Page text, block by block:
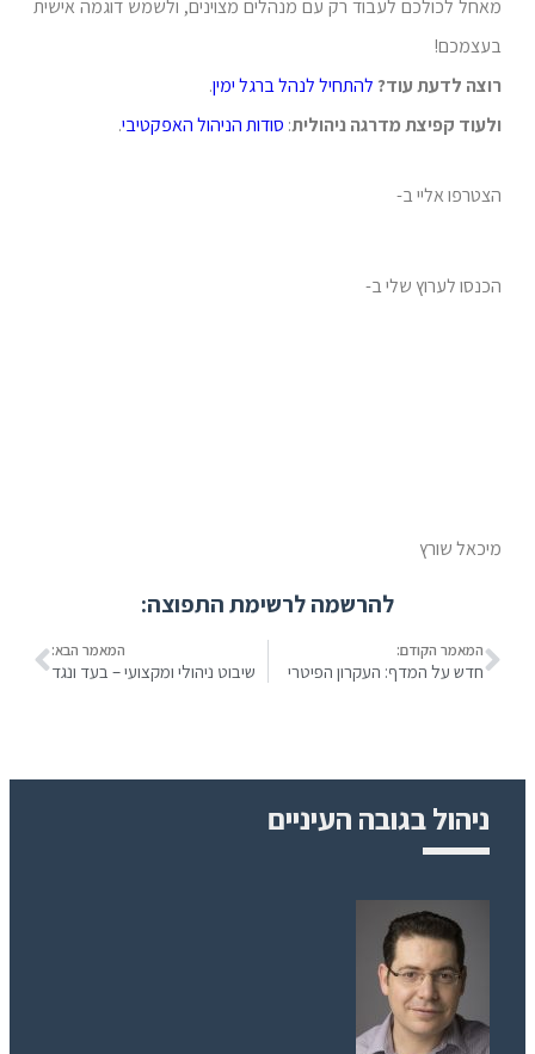
מאחל לכולכם לעבוד רק עם מנהלים מצוינים, ולשמש דוגמה אישית
בעצמכם!
רוצה לדעת עוד? להתחיל לנהל ברגל ימין.
ולעוד קפיצת מדרגה ניהולית: סודות הניהול האפקטיבי.
הצטרפו אליי ב-
הכנסו לערוץ שלי ב-
מיכאל שורץ
להרשמה לרשימת התפוצה:
המאמר הקודם:
חדש על המדף: העקרון הפיטרי
המאמר הבא:
שיבוט ניהולי ומקצועי – בעד ונגד
ניהול בגובה העיניים